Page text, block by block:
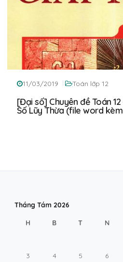
11/03/2019 Toán lớp 12
[Đại số] Chuyên đề Toán
Số Lũy Thừa (file word
Tháng Tám 2026
H B T N
3
4 5 6